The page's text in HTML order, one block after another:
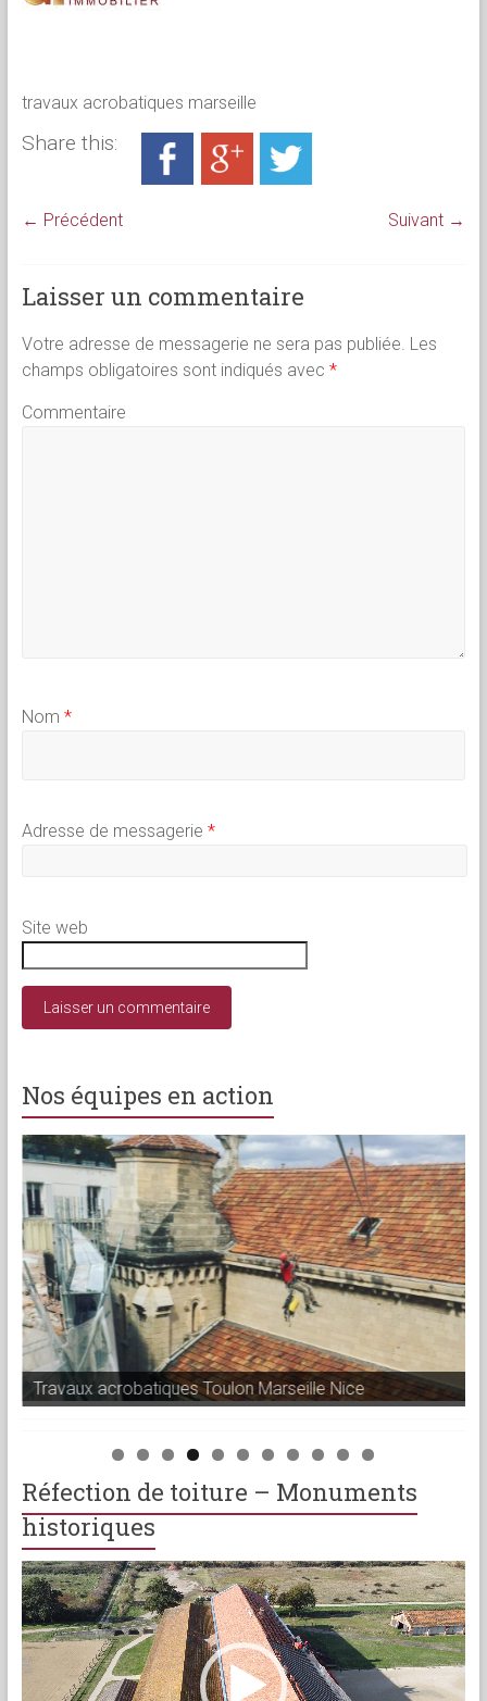
travaux acrobatiques marseille
Share this:
← Précédent Suivant →
Laisser un commentaire
Votre adresse de messagerie ne sera pas publiée. Les
champs obligatoires sont indiqués avec *
Commentaire
Nom *
Adresse de messagerie *
Site web
Nos équipes en action
Travaux acrobatiques Toulon Marseille Nice
Réfection de toiture – Monuments
historiques
Lecteur
vidéo